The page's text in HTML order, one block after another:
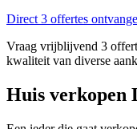
Direct 3 offertes
Vraag vrijblijvend 3
kwaliteit van diverse
Huis verkopen